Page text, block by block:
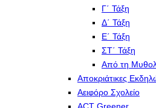
Γ΄ Τάξη
Δ΄ Τάξη
Ε΄ Τάξη
ΣΤ΄ Τάξη
Από τη
Αποκριάτικες
Αειφόρο Σχολείο